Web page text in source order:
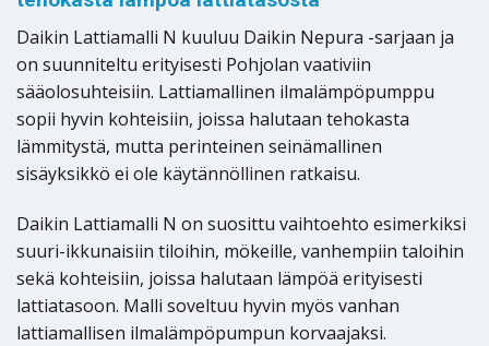
Daikin Lattiamalli N kuuluu Daikin Nepura -sarjaan ja
on suunniteltu erityisesti Pohjolan vaativiin
sääolosuhteisiin. Lattiamallinen ilmalämpöpumppu
sopii hyvin kohteisiin, joissa halutaan tehokasta
lämmitystä, mutta perinteinen seinämallinen
sisäyksikkö ei ole käytännöllinen ratkaisu.
Daikin Lattiamalli N on suosittu vaihtoehto esimerkiksi
suuri-ikkunaisiin tiloihin, mökeille, vanhempiin taloihin
sekä kohteisiin, joissa halutaan lämpöä erityisesti
lattiatasoon. Malli soveltuu hyvin myös vanhan
lattiamallisen ilmalämpöpumpun korvaajaksi.